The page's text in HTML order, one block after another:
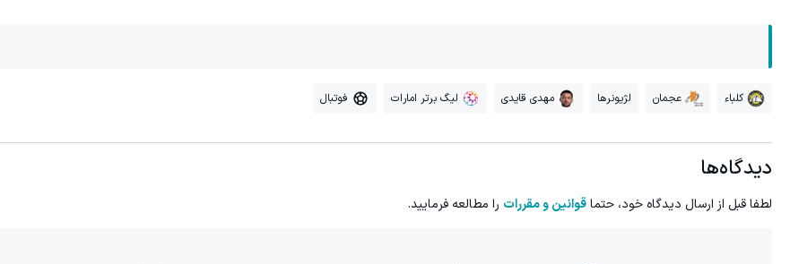
کلباء عجمان لژیونرها مهدی قایدی لیگ برتر امارات فوتبال
دیدگاه‌ها
لطفا قبل از ارسال دیدگاه خود، حتماقوانین و مقررات را مطالعه فرمایید.